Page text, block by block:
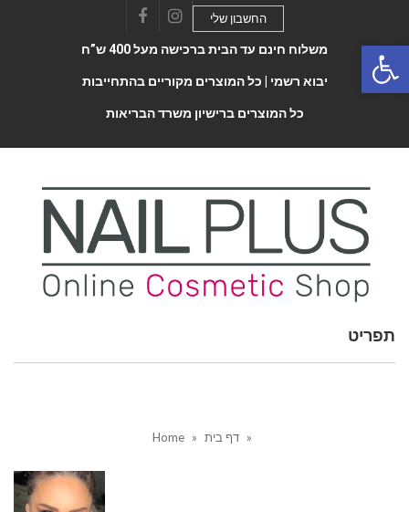
FacebookInstagram
החשבון שלי
משלוח חינם עד הבית ברכישה מעל 400 ש”ח
יבוא רשמי | כל המוצרים מקוריים בהתחייבות
כל המוצרים ברישיון משרד הבריאות
Toggle
תפריט
Home » דף בית »